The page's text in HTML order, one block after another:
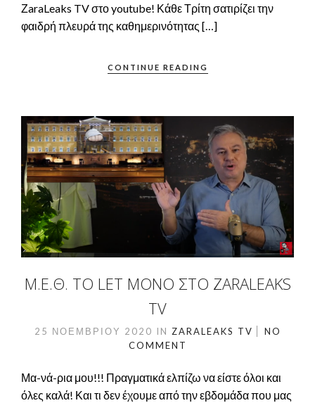
ΖaraLeaks TV στο youtube! Κάθε Τρίτη σατιρίζει την
φαιδρή πλευρά της καθημερινότητας […]
CONTINUE READING
Μ.Ε.Θ. TO LET ΜΌΝΟ ΣΤΟ ZARALEAKS
TV
25 ΝΟΕΜΒΡΊΟΥ 2020 IN ZARALEAKS TV
NO
COMMENT
Μα-νά-ρια μου!!! Πραγματικά ελπίζω να είστε όλοι και
όλες καλά! Και τι δεν έχουμε από την εβδομάδα που μας